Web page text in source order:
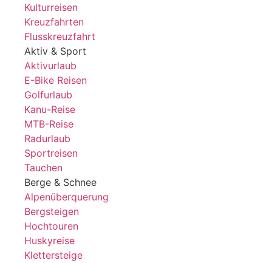
Kulturreisen
Kreuzfahrten
Flusskreuzfahrt
Aktiv & Sport
Aktivurlaub
E-Bike Reisen
Golfurlaub
Kanu-Reise
MTB-Reise
Radurlaub
Sportreisen
Tauchen
Berge & Schnee
Alpenüberquerung
Bergsteigen
Hochtouren
Huskyreise
Klettersteige